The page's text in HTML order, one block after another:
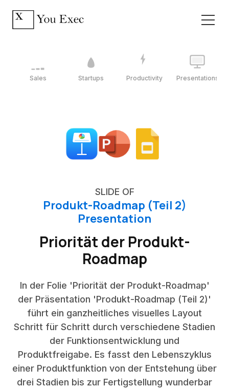
Sales Startups Productivity Presentations
SLIDE OF
Produkt-Roadmap (Teil 2)
Presentation
Priorität der Produkt-
Roadmap
In der Folie 'Priorität der Produkt-Roadmap'
der Präsentation 'Produkt-Roadmap (Teil 2)'
führt ein ganzheitliches visuelles Layout
Schritt für Schritt durch verschiedene Stadien
der Funktionsentwicklung und
Produktfreigabe. Es fasst den Lebenszyklus
einer Produktfunktion von der Entstehung über
drei Stadien bis zur Fertigstellung wunderbar